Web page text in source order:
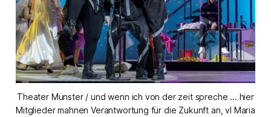
Theater Münster / und wenn ich von der zeit spreche ... hier
Mitglieder mahnen Verantwortung für die Zukunft an, vl Maria